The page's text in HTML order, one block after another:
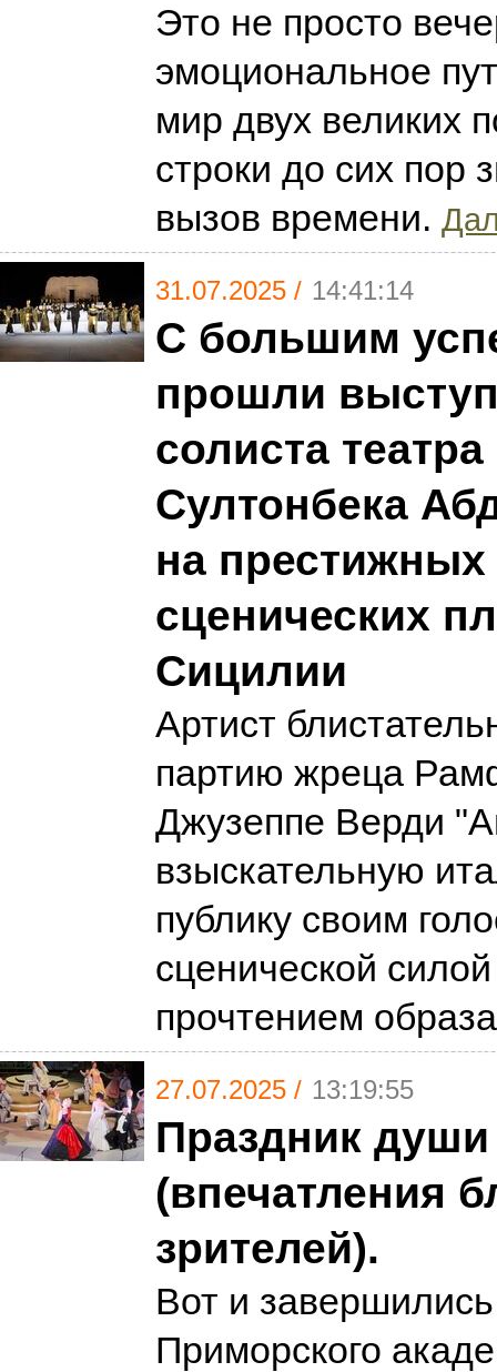
Это не просто
эмоциональное
мир двух великих
строки до сих пор
вызов времени.
31.07.2025 / 14:41:14
С большим
прошли
солиста
Султонбека
на престижных
сценических
Сицилии
Артист
партию жреца
Джузеппе Верди
взыскательную
публику своим
сценической
прочтением
27.07.2025 / 13:19:55
Праздник души
(впечатления
зрителей).
Вот и завершились
Приморского